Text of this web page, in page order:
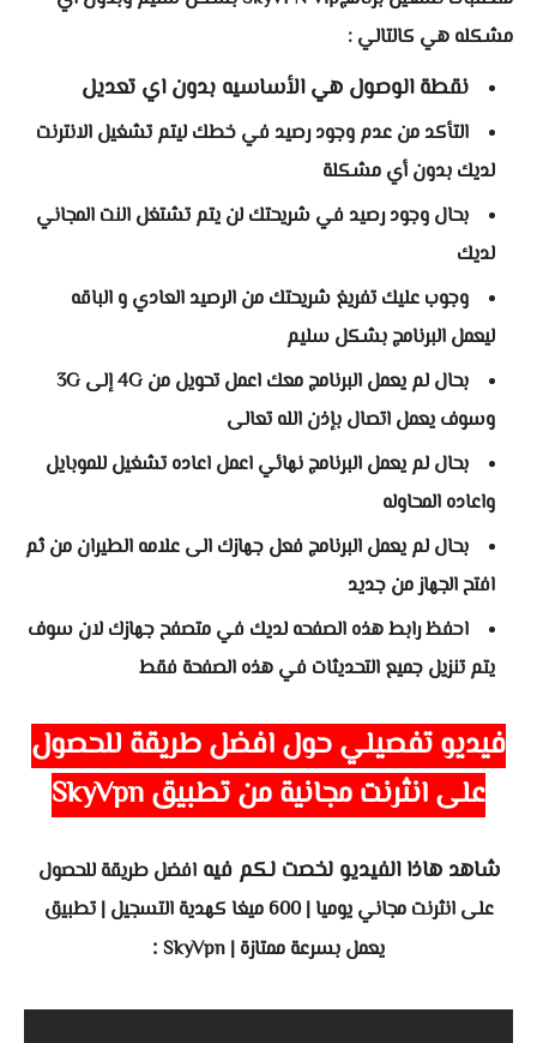
مشكله هي كالتالي :
نقطة الوصول هي الأساسيه بدون اي تعديل
التأكد من عدم وجود رصيد في خطك ليتم تشغيل الانترنت
لديك بدون أي مشكلة
بحال وجود رصيد في شريحتك لن يتم تشتغل النت المجاني
لديك
وجوب عليك تفريغ شريحتك من الرصيد العادي و الباقه
ليعمل البرنامج بشكل سليم
بحال لم يعمل البرنامج معك اعمل تحويل من 4G إلى 3G
وسوف يعمل اتصال بإذن الله تعالى
بحال لم يعمل البرنامج نهائي اعمل اعاده تشغيل للموبايل
واعاده المحاوله
بحال لم يعمل البرنامج فعل جهازك الى علامه الطيران من ثم
افتح الجهاز من جديد
احفظ رابط هذه الصفحه لديك في متصفح جهازك لان سوف
يتم تنزيل جميع التحديثات في هذه الصفحة فقط
فيديو تفصيلي حول افضل طريقة للحصول
على انثرنت مجانية من تطبيق SkyVpn
شاهد هاذا الفيديو لخصت لكم فيهافضل طريقة للحصول
على انثرنت مجاني يوميا | 600 ميغا كهدية التسجيل | تطبيق
يعمل بسرعة ممتازة | SkyVpn
: